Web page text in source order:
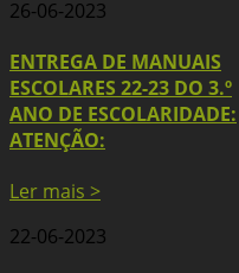
26-06-2023
ENTREGA DE MANUAIS
ESCOLARES 22-23 DO 3.º
ANO DE ESCOLARIDADE:
ATENÇÃO:
Ler mais >
22-06-2023